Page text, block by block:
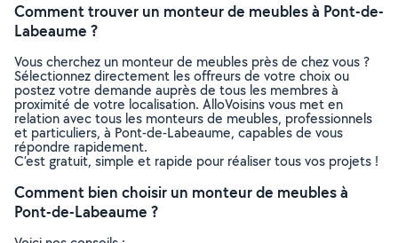
Comment trouver un monteur de meubles à Pont-de-
Labeaume ?
Vous cherchez un monteur de meubles près de chez vous ?
Sélectionnez directement les offreurs de votre choix ou
postez votre demande auprès de tous les membres à
proximité de votre localisation. AlloVoisins vous met en
relation avec tous les monteurs de meubles, professionnels
et particuliers, à Pont-de-Labeaume, capables de vous
répondre rapidement.
C’est gratuit, simple et rapide pour réaliser tous vos projets !
Comment bien choisir un monteur de meubles à
Pont-de-Labeaume ?